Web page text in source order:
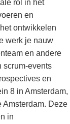
rol in het
en
ontwikkelen
werk je nauw
en andere
scrum-events
en
8 in Amsterdam,
Amsterdam. Deze
in